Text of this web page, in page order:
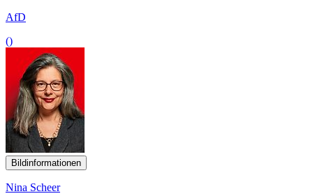
AfD
()
Bildinformationen
Nina Scheer